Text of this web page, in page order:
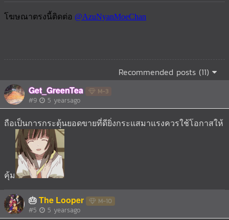
Recommended posts (11)
Get_GreenTea M-3
#9 5 yearsago
ถือเป็นการกระตุ้นยอดขายที่ดียิ่งกระแสมาแรงควรใช้โอกาสให้
คุ้ม
🎂The Looper M-10
#5 5 yearsago